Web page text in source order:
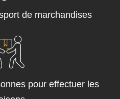
de marchandises
pour effectuer les